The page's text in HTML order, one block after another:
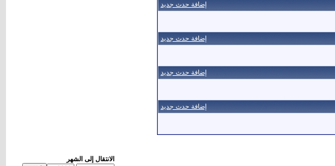
إضافة حدث جديد
إضافة حدث جديد
إضافة حدث جديد
إضافة حدث جديد
الانتقال إلى الشهر